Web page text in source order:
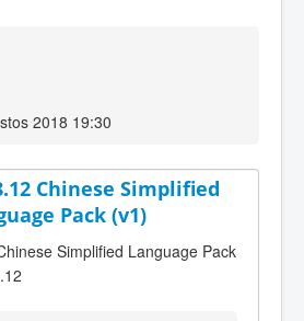
2018 19:30
Chinese Simplified
Pack (v1)
Simplified Language Pack